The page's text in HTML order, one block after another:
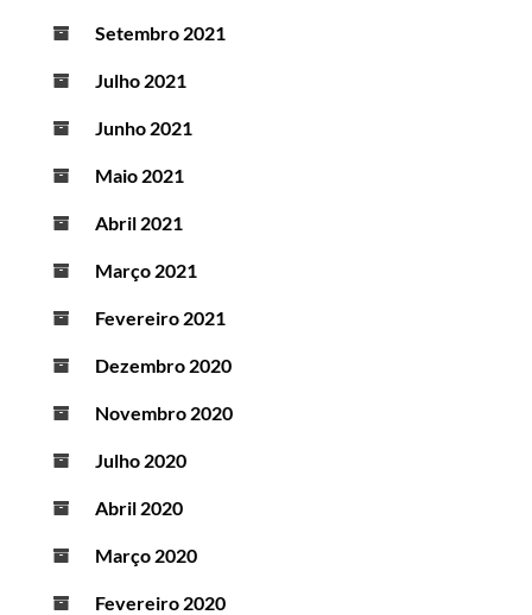
Setembro 2021
Julho 2021
Junho 2021
Maio 2021
Abril 2021
Março 2021
Fevereiro 2021
Dezembro 2020
Novembro 2020
Julho 2020
Abril 2020
Março 2020
Fevereiro 2020